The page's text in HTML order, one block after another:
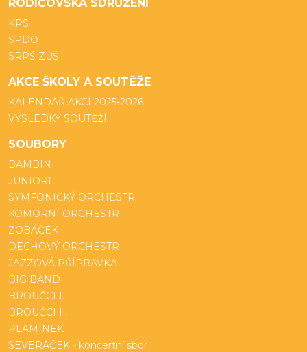
RODIČOVSKÁ SDRUŽENÍ
KPS
SPDO
SRPŠ ZUŠ
AKCE ŠKOLY A SOUTĚŽE
KALENDÁŘ AKCÍ 2025-2026
VÝSLEDKY SOUTĚŽÍ
SOUBORY
BAMBINI
JUNIORI
SYMFONICKÝ ORCHESTR
KOMORNÍ ORCHESTR
ZOBÁČEK
DECHOVÝ ORCHESTR
JAZZOVÁ PŘÍPRAVKA
BIG BAND
BROUČCI I.
BROUČCI II.
PLAMÍNEK
SEVERÁČEK - koncertní sbor